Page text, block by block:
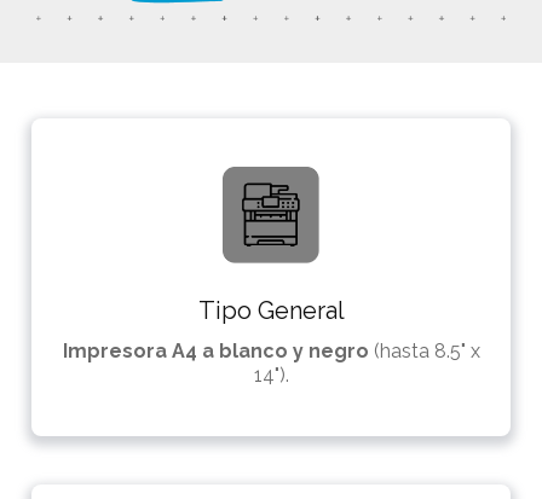
Tipo General
Impresora A4 a blanco y negro (hasta 8.5" x
14").